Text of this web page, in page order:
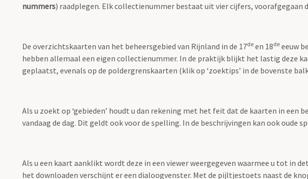
nummers) raadplegen. Elk collectienummer bestaat uit vier cijfers, voorafgegaan
De overzichtskaarten van het beheersgebied van Rijnland in de 17de en 18de eeuw
hebben allemaal een eigen collectienummer. In de praktijk blijkt het lastig deze
geplaatst, evenals op de poldergrenskaarten (klik op ‘zoektips’ in de bovenste
Als u zoekt op ‘gebieden’ houdt u dan rekening met het feit dat de kaarten in
vandaag de dag. Dit geldt ook voor de spelling. In de beschrijvingen kan ook oude
Als u een kaart aanklikt wordt deze in een viewer weergegeven waarmee u tot in
het downloaden verschijnt er een dialoogvenster. Met de pijltjestoets naast de